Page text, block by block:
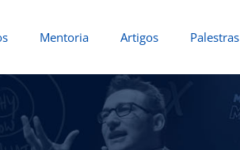
Mentoria Artigos Palestras